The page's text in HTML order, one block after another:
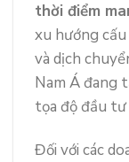
thời điểm
xu hướng
và dịch
Nam Á đang
tọa độ đầu
Đối với các